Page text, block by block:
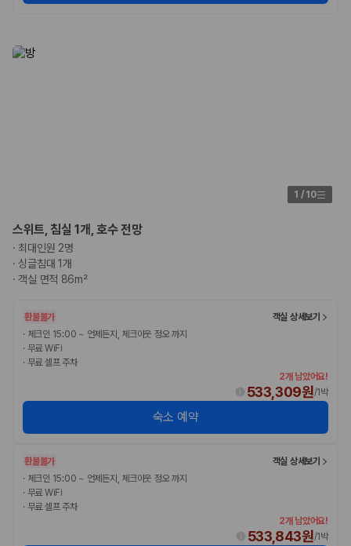
1 / 10
스위트, 침실 1개, 호수 전망
· 최대인원 2명
·싱글침대 1개
·객실 면적 86m²
환불불가
객실 상세보기
· 체크인 15:00 ~ 언제든지, 체크아웃 정오 까지
· 무료 WiFi
· 무료 셀프 주차
2개 남았어요!
533,309원/1박
숙소 예약
환불불가
객실 상세보기
· 체크인 15:00 ~ 언제든지, 체크아웃 정오 까지
· 무료 WiFi
· 무료 셀프 주차
2개 남았어요!
533,843원/1박